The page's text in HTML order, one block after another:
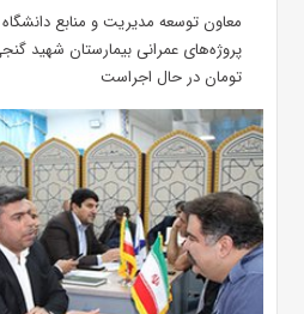
معاون توسعه مدیریت و منابع
تومان در حال اجراست